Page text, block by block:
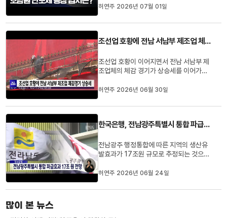
력한 지원 의지를 나타내고 있지만 구체적
내고 있습니다.허연주 기자입니다.◀ 리포
언한 삼성과 SK.425조 원의 투자계획을...
허연주 2026년 07월 01일
조선업 호황에 전남 서남부 제조업 체감경기 상승세
조선업 호황이 이어지면서 전남 서남부 제
조업체의 체감 경기가 상승세를 이어가고
전남 서남부지역 기업경기조사 결과제조업
2.2p 올랐고 다음달 전망치도 114.7로 전
의 경우 건설업의 부진이 두드러...
허연주 2026년 06월 30일
한국은행, 전남광주특별시 통합 파급효과 17조원 전망
전남광주 행정통합에 따른 지역의 생산유
발효과가 17조원 규모로 추정되는 것으로
포본부는 오늘(24)상반기 지역경제 세미
원 규모 재정지원이 이뤄질 경우 전국 생산
허연주 2026년 06월 24일
많이 본 뉴스